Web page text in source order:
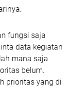
fungsi saja
data kegiatan
mana saja
belum.
prioritas yang di